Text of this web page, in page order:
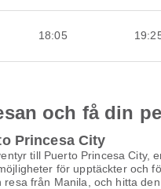
18:05
och få din
Princesa City
till Puerto Princesa City,
för upptäckter och
från Manila, och hitta